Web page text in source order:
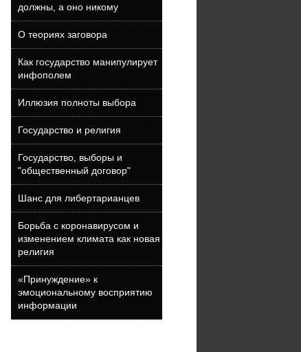
должны, а оно никому
О теориях заговора
Как государство манипулирует
инфополем
Иллюзия полноты выбора
Государство и религия
Государство, выборы и
"общественный договор"
Шанс для либертарианцев
Борьба с коронавирусом и
изменением климата как новая
религия
«Принуждение» к
эмоциональному восприятию
информации